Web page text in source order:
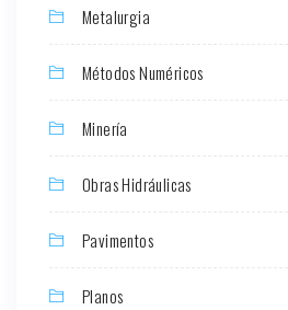
Metalurgia
Métodos Numéricos
Minería
Obras Hidráulicas
Pavimentos
Planos